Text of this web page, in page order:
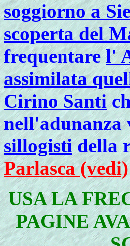
soggiorno a
scoperta del
frequentarel'
assimilata
Cirino Santi
nell'adunanza
sillogistidella
Parlasca (vedi)
USA LA
PAGINE